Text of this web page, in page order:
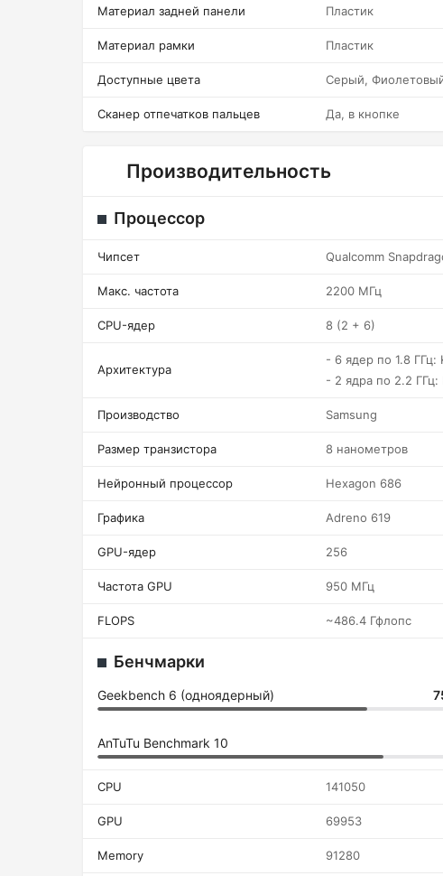
Материал задней панели Пластик
Материал рамки Пластик
Доступные цвета Серый,
Сканер отпечатков пальцев Да, в кнопке
Производительность
Процессор
Чипсет Qualcomm
Макс. частота 2200 МГц
CPU-ядер 8 (2 + 6)
Архитектура
- 6 ядер по 1.8
- 2 ядра по 2.2
Производство Samsung
Размер транзистора 8 нанометров
Нейронный процессор Hexagon 686
Графика Adreno 619
GPU-ядер 256
Частота GPU 950 МГц
FLOPS ~486.4 Гфлопс
Бенчмарки
Geekbench 6 (одноядерный)
AnTuTu Benchmark 10
CPU 141050
GPU 69953
Memory 91280